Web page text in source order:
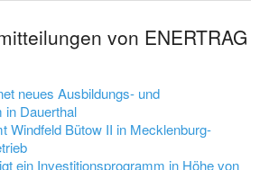
von ENERTRAG
neues Ausbildungs- und
in Dauerthal
Windfeld Bütow II in Mecklenburg-
ein Investitionsprogramm in Höhe von